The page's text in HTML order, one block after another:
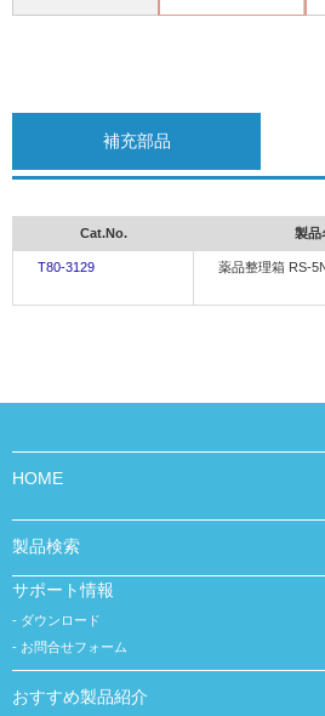
補充部品
Cat.No. 製品
T80-3129 薬品整理箱 RS-
HOME
製品検索
サポート情報
ダウンロード
お問合せフォーム
おすすめ製品紹介